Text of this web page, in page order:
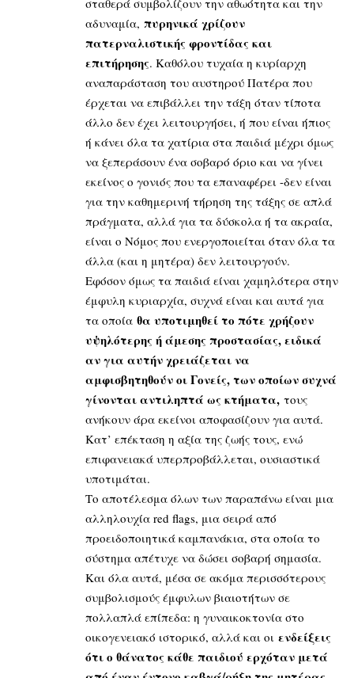
αδυναμία, πυρηνικά χρίζουν
πατερναλιστικής φροντίδας και
επιτήρησης. Καθόλου τυχαία η κυρίαρχη
αναπαράσταση του αυστηρού Πατέρα που
έρχεται να επιβάλλει την τάξη όταν τίποτα
άλλο δεν έχει λειτουργήσει, ή που είναι ήπιος
ή κάνει όλα τα χατίρια στα παιδιά μέχρι όμως
να ξεπεράσουν ένα σοβαρό όριο και να γίνει
εκείνος ο γονιός που τα επαναφέρει -δεν είναι
για την καθημερινή τήρηση της τάξης σε απλά
πράγματα, αλλά για τα δύσκολα ή τα ακραία,
είναι ο Νόμος που ενεργοποιείται όταν όλα τα
άλλα (και η μητέρα) δεν λειτουργούν.
Εφόσον όμως τα παιδιά είναι χαμηλότερα στην
έμφυλη κυριαρχία, συχνά είναι και αυτά για
τα οποία θα υποτιμηθεί το πότε χρήζουν
υψηλότερης ή άμεσης προστασίας, ειδικά
αν για αυτήν χρειάζεται να
αμφισβητηθούν οι Γονείς, των οποίων συχνά
γίνονται αντιληπτά ως κτήματα, τους
ανήκουν άρα εκείνοι αποφασίζουν για αυτά.
Κατ’ επέκταση η αξία της ζωής τους, ενώ
επιφανειακά υπερπροβάλλεται, ουσιαστικά
υποτιμάται.
Το αποτέλεσμα όλων των παραπάνω είναι μια
αλληλουχία red flags, μια σειρά από
προειδοποιητικά καμπανάκια, στα οποία το
σύστημα απέτυχε να δώσει σοβαρή σημασία.
Και όλα αυτά, μέσα σε ακόμα περισσότερους
συμβολισμούς έμφυλων βιαιοτήτων σε
πολλαπλά επίπεδα: η γυναικοκτονία στο
οικογενειακό ιστορικό, αλλά και οι ενδείξεις
ότι ο θάνατος κάθε παιδιού ερχόταν μετά